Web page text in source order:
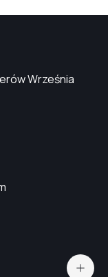
Września